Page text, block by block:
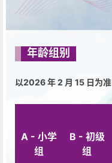
年龄组别
以2026 年 2 月 15 日为准
A - 小学
组
B - 初级
组